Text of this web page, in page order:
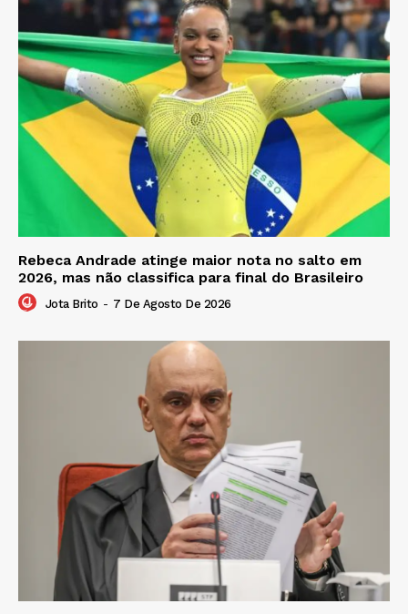
Rebeca Andrade atinge maior nota no salto em
2026, mas não classifica para final do Brasileiro
Jota Brito - 7 De Agosto De 2026